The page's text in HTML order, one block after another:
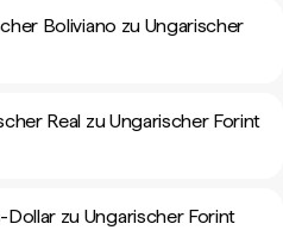
Boliviano zu Ungarischer
Real zu Ungarischer Forint
zu Ungarischer Forint